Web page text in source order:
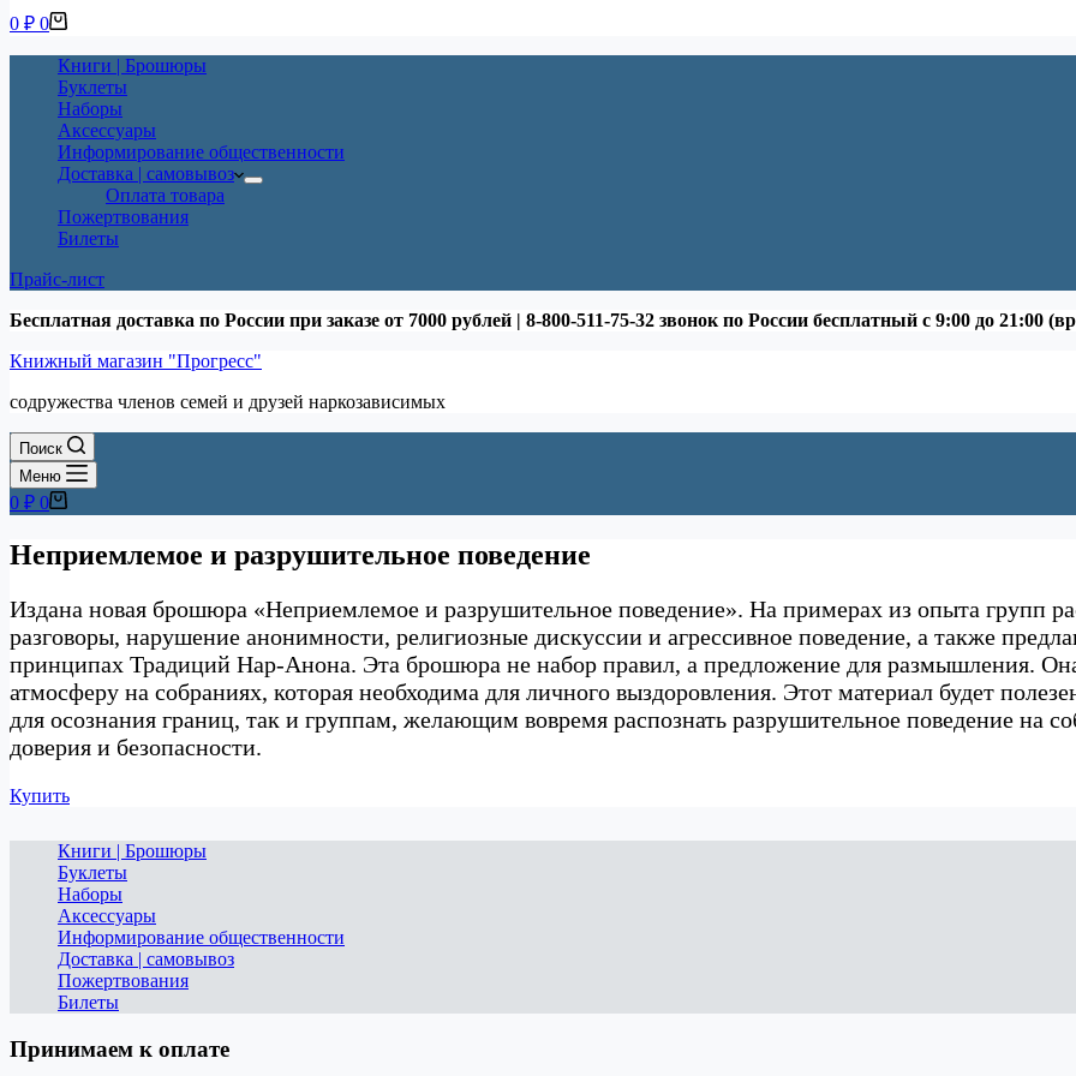
Корзина
0 ₽ 0
Книги | Брошюры
Буклеты
Наборы
Аксессуары
Информирование общественности
Доставка | самовывоз
Оплата товара
Пожертвования
Билеты
Прайс-лист
Бесплатная доставка по России при заказе от 7000 рублей | 8-800-511-75-32 звонок по России бесплатный с 9:00 до 21:00
Книжный магазин "Прогресс"
содружества членов семей и друзей наркозависимых
Поиск
Меню
Корзина
0 ₽ 0
Неприемлемое и разрушительное поведение
Издана новая брошюра «Неприемлемое и разрушительное поведение». На примерах из опыта групп
разговоры, нарушение анонимности, религиозные дискуссии и агрессивное поведение, а также
принципах Традиций Нар-Анона. Эта брошюра не набор правил, а предложение для размышления.
атмосферу на собраниях, которая необходима для личного выздоровления. Этот материал будет
для осознания границ, так и группам, желающим вовремя распознать разрушительное поведение на
доверия и безопасности.
Купить
Книги | Брошюры
Буклеты
Наборы
Аксессуары
Информирование общественности
Доставка | самовывоз
Пожертвования
Билеты
Принимаем к оплате